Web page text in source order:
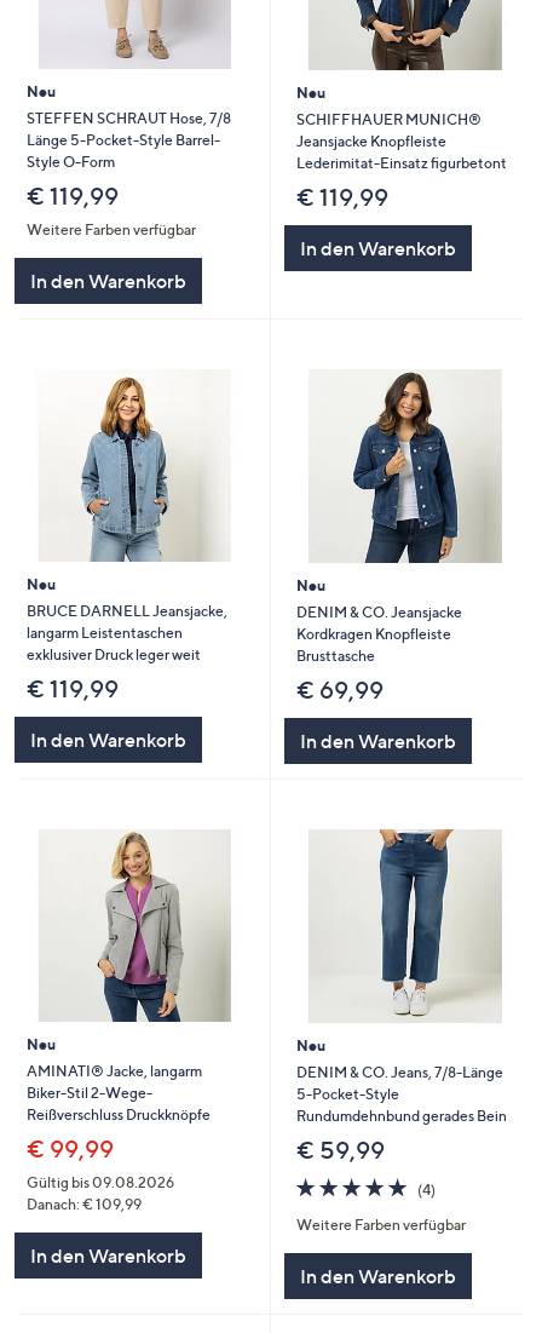
Neu
STEFFEN SCHRAUT Hose, 7/8
Länge 5-Pocket-Style Barrel-
Style O-Form
€ 119,99
Weitere Farben verfügbar
In den Warenkorb
Neu
SCHIFFHAUER MUNICH®
Jeansjacke Knopfleiste
Lederimitat-Einsatz figurbetont
€ 119,99
In den Warenkorb
Neu
BRUCE DARNELL Jeansjacke,
langarm Leistentaschen
exklusiver Druck leger weit
€ 119,99
In den Warenkorb
Neu
DENIM & CO. Jeansjacke
Kordkragen Knopfleiste
Brusttasche
€ 69,99
In den Warenkorb
Neu
AMINATI® Jacke, langarm
Biker-Stil 2-Wege-
Reißverschluss Druckknöpfe
€ 99,99
Gültig bis 09.08.2026
Danach: € 109,99
In den Warenkorb
Neu
DENIM & CO. Jeans, 7/8-Länge
5-Pocket-Style
Rundumdehnbund gerades Bein
€ 59,99
4.8
von
5
(4)4
Weitere Farben verfügbar
In den Warenkorb